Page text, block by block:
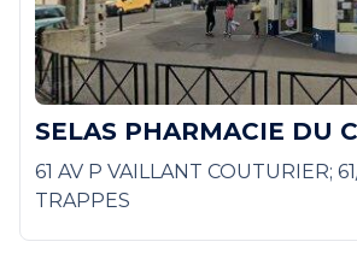
SELAS PHARMACIE DU
61 AV P VAILLANT COUTURIER;
TRAPPES